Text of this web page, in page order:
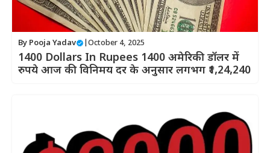
By Pooja Yadav October 4, 2025
1400 Dollars In Rupees 1400 अमेरिकी डॉलर में
रुपये आज की विनिमय दर के अनुसार लगभग ₹1,24,240